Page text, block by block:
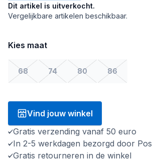
Dit artikel is uitverkocht.
Vergelijkbare artikelen beschikbaar.
Kies maat
68 74 80 86
Vind jouw winkel
Gratis verzending vanaf 50 euro
In 2-5 werkdagen bezorgd door
Gratis retourneren in de winkel